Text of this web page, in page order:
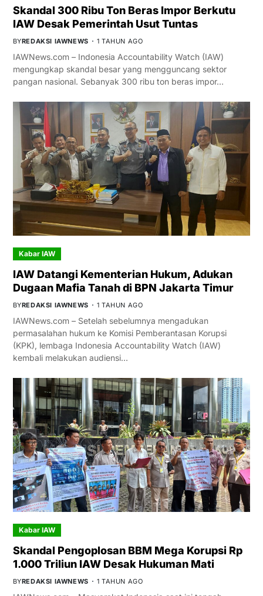
Skandal 300 Ribu Ton Beras Impor Berkutu
IAW Desak Pemerintah Usut Tuntas
BYREDAKSI IAWNEWS 1 TAHUN AGO
IAWNews.com – Indonesia Accountability Watch (IAW)
mengungkap skandal besar yang mengguncang sektor
pangan nasional. Sebanyak 300 ribu ton beras impor…
Kabar IAW
IAW Datangi Kementerian Hukum, Adukan
Dugaan Mafia Tanah di BPN Jakarta Timur
BYREDAKSI IAWNEWS 1 TAHUN AGO
IAWNews.com – Setelah sebelumnya mengadukan
permasalahan hukum ke Komisi Pemberantasan Korupsi
(KPK), lembaga Indonesia Accountability Watch (IAW)
kembali melakukan audiensi…
Kabar IAW
Skandal Pengoplosan BBM Mega Korupsi Rp
1.000 Triliun IAW Desak Hukuman Mati
BYREDAKSI IAWNEWS 1 TAHUN AGO